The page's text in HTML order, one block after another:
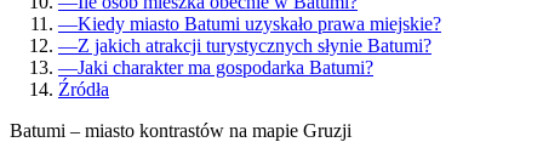
—Kiedy miasto Batumi uzyskało prawa miejskie?
—Z jakich atrakcji turystycznych słynie Batumi?
—Jaki charakter ma gospodarka Batumi?
Źródła
Batumi – miasto kontrastów na mapie Gruzji